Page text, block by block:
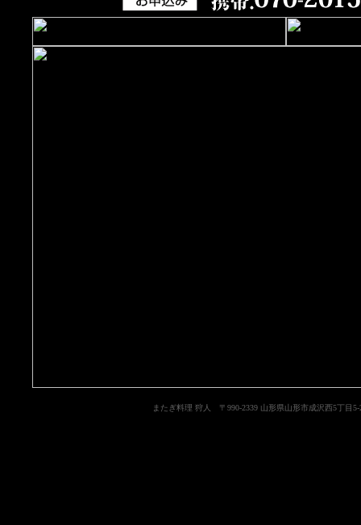
またぎ料理 狩人 〒990-2339 山形県山形市成沢西5丁目5-